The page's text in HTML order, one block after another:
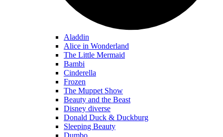
Aladdin
Alice in Wonderland
The Little Mermaid
Bambi
Cinderella
Frozen
The Muppet Show
Beauty and the Beast
Disney diverse
Donald Duck & Duckburg
Sleeping Beauty
Dumbo